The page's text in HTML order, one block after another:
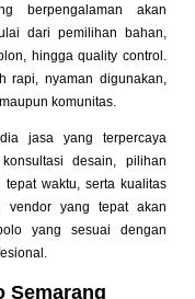
berpengalaman akan
dari pemilihan bahan,
hingga quality control.
rapi, nyaman digunakan,
komunitas.
jasa yang terpercaya
desain, pilihan
waktu, serta kualitas
vendor yang tepat akan
yang sesuai dengan
Semarang